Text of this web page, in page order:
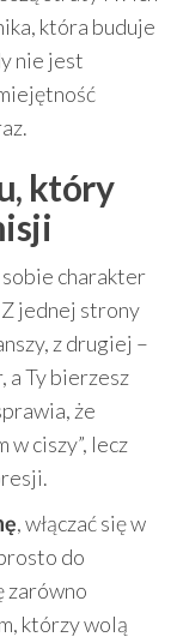
która buduje
nie jest
który
sobie charakter
jednej strony
z drugiej –
a Ty bierzesz
że
ciszy”, lecz
, włączać się w
do
zarówno
którzy wolą